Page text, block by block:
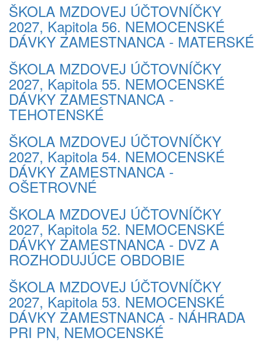
ŠKOLA MZDOVEJ ÚČTOVNÍČKY
2027, Kapitola 56. NEMOCENSKÉ
DÁVKY ZAMESTNANCA - MATERSKÉ
ŠKOLA MZDOVEJ ÚČTOVNÍČKY
2027, Kapitola 55. NEMOCENSKÉ
DÁVKY ZAMESTNANCA -
TEHOTENSKÉ
ŠKOLA MZDOVEJ ÚČTOVNÍČKY
2027, Kapitola 54. NEMOCENSKÉ
DÁVKY ZAMESTNANCA -
OŠETROVNÉ
ŠKOLA MZDOVEJ ÚČTOVNÍČKY
2027, Kapitola 52. NEMOCENSKÉ
DÁVKY ZAMESTNANCA - DVZ A
ROZHODUJÚCE OBDOBIE
ŠKOLA MZDOVEJ ÚČTOVNÍČKY
2027, Kapitola 53. NEMOCENSKÉ
DÁVKY ZAMESTNANCA - NÁHRADA
PRI PN, NEMOCENSKÉ